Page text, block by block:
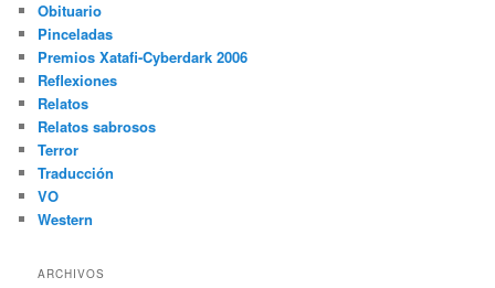
Obituario
Pinceladas
Premios Xatafi-Cyberdark 2006
Reflexiones
Relatos
Relatos sabrosos
Terror
Traducción
VO
Western
ARCHIVOS